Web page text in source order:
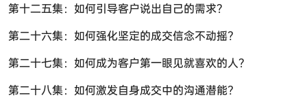
第十二五集：如何引导客户说出自己的需求？
第二十六集：如何强化坚定的成交信念不动摇?
第二十七集：如何成为客户第一眼见就喜欢的人？
第二十八集：如何激发自身成交中的沟通潜能?